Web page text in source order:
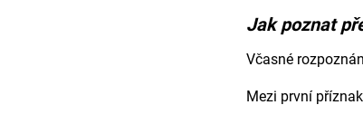
Jak poznat
Včasné
Mezi první